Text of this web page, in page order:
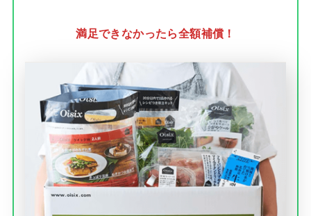
満足できなかったら全額補償！